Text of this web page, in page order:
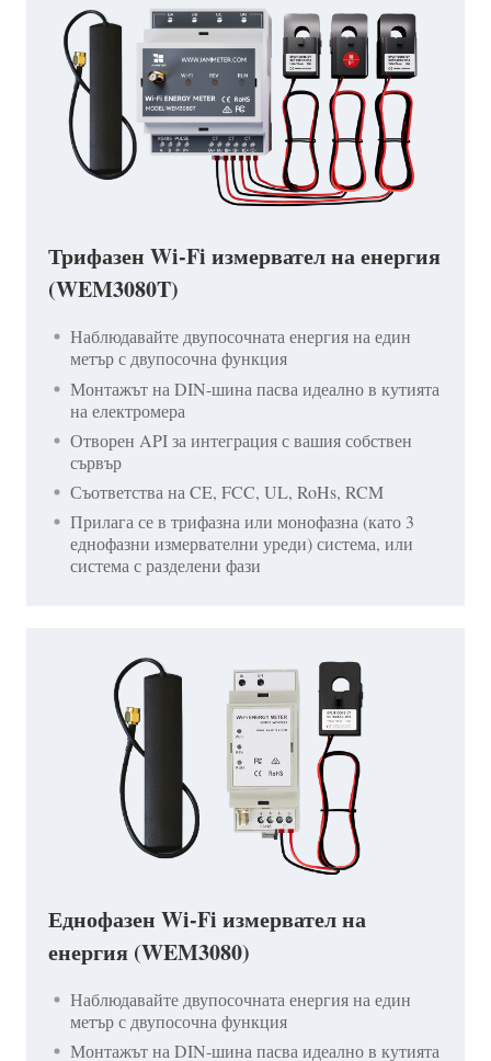
Трифазен Wi-Fi измервател на енергия
(WEM3080T)
Наблюдавайте двупосочната енергия на един
метър с двупосочна функция
Монтажът на DIN-шина пасва идеално в кутията
на електромера
Отворен API за интеграция с вашия собствен
сървър
Съответства на CE, FCC, UL, RoHs, RCM
Прилага се в трифазна или монофазна (като 3
еднофазни измервателни уреди) система, или
система с разделени фази
Еднофазен Wi-Fi измервател на
енергия (WEM3080)
Наблюдавайте двупосочната енергия на един
метър с двупосочна функция
Монтажът на DIN-шина пасва идеално в кутията